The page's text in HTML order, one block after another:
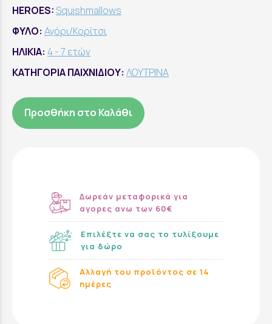
HEROES:Squishmallows
ΦΥΛΟ: Αγόρι/Κορίτσι
ΗΛΙΚΙΑ: 4 - 7 ετών
ΚΑΤΗΓΟΡΙΑ ΠΑΙΧΝΙΔΙΟΥ: ΛΟΥΤΡΙΝΑ
Προσθήκη στο Καλάθι
Δωρεάν μεταφορικά για
αγορες ανω των 60€
Επιλέξτε να σας το τυλίξουμε
για δώρο
Αλλαγή του προϊόντος σε 14
ημέρες